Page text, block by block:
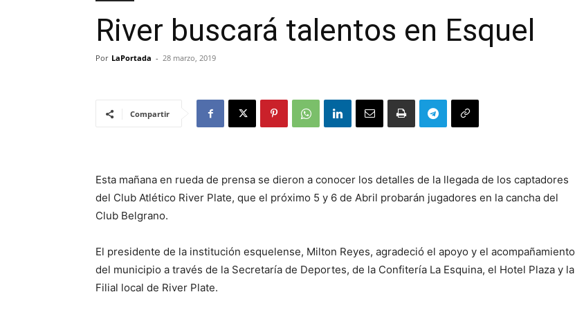
River buscará talentos en Esquel
Por LaPortada - 28 marzo, 2019
Compartir
Esta mañana en rueda de prensa se dieron a conocer los detalles de la llegada de los captadores
del Club Atlético River Plate, que el próximo 5 y 6 de Abril probarán jugadores en la cancha del
Club Belgrano.
El presidente de la institución esquelense, Milton Reyes, agradeció el apoyo y el acompañamiento
del municipio a través de la Secretaría de Deportes, de la Confitería La Esquina, el Hotel Plaza y la
Filial local de River Plate.